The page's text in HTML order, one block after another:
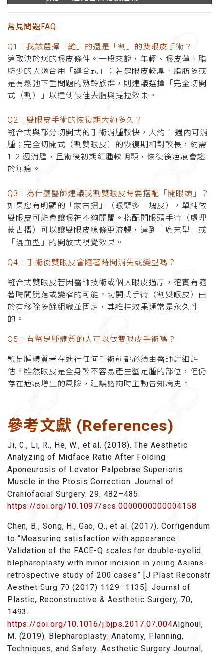
常見問題FAQ
Q1：我該選擇「縫」的還是「割」的雙眼皮手術？
這取決於您的眼皮條件。一般來說，年輕、眼皮薄、脂
肪少的人適合用「縫合式」；若是眼皮較厚、脂肪多或
是有鬆弛下垂問題的熟齡族群，則建議選擇「完全切開
式（割）」以達到最佳去脂與提拉效果。
Q2：雙眼皮手術的恢復期大約多久？
縫合式與部分切開式的手術消腫較快，大約 1 週內可消
腫；完全切開式（割雙眼皮）的恢復期相對較長，約需
1-2 週消腫，且術後初期紅腫較明顯，恢復後疤痕會趨
於無痕。
Q3：為什麼醫師建議我割雙眼皮時要搭配「開眼頭」？
如果您有明顯的「蒙古摺」（眼頭多一塊皮），單純做
雙眼皮可能會讓眼神不夠開闊。搭配開眼頭手術（處理
蒙古摺）可以讓雙眼皮線條更流暢，達到「廣末型」或
「混血型」的開放式視覺效果。
Q4：手術後雙眼皮會隨著時間消失或變型嗎？
縫合式雙眼皮若因醫師技術或個人眼皮過厚，確實有隨
著時間脫落或變窄的可能。切開式手術（割雙眼皮）由
於有移除多餘組織並固定，其維持效果通常是永久性
的。
Q5：有蟹足腫體質的人可以做雙眼皮手術嗎？
蟹足腫體質者在進行任何手術前都必須由醫師詳細評
估。雖然眼皮是全身較不容易產生蟹足腫的部位，但仍
存在疤痕增生的風險，建議諮詢時主動告知病史。
參考文獻 (References)
Ji, C., Li, R., He, W., et al. (2018). The Aesthetic
Analyzing of Midface Ratio After Folding
Aponeurosis of Levator Palpebrae Superioris
Muscle in the Ptosis Correction. Journal of
Craniofacial Surgery, 29, 482–485.
https://doi.org/10.1097/scs.0000000000004158
Chen, B., Song, H., Gao, Q., et al. (2017). Corrigendum
to “Measuring satisfaction with appearance:
Validation of the FACE-Q scales for double-eyelid
blepharoplasty with minor incision in young Asians-
retrospective study of 200 cases” [J Plast Reconstr
Aesthet Surg 70 (2017) 1129–1135]. Journal of
Plastic, Reconstructive & Aesthetic Surgery, 70,
1493.
https://doi.org/10.1016/j.bjps.2017.07.004Alghoul,
M. (2019). Blepharoplasty: Anatomy, Planning,
Techniques, and Safety. Aesthetic Surgery Journal,